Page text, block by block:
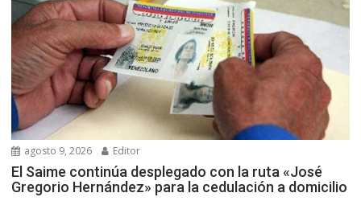
agosto 9, 2026 Editor
El Saime continúa desplegado con la ruta «José
Gregorio Hernández» para la cedulación a domicilio